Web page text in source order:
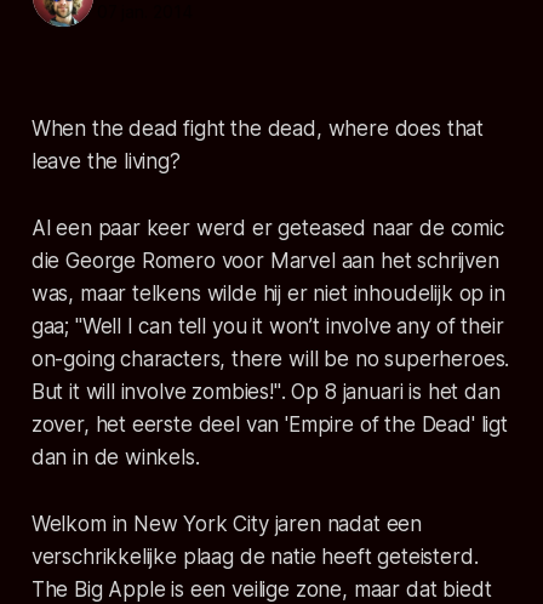
When the dead fight the dead, where does that
leave the living?
Al een paar keer werd er geteased naar de comic
die George Romero voor Marvel aan het schrijven
was, maar telkens wilde hij er niet inhoudelijk op in
gaa; "Well I can tell you it won’t involve any of their
on-going characters, there will be no superheroes.
But it will involve zombies!". Op 8 januari is het dan
zover, het eerste deel van 'Empire of the Dead' ligt
dan in de winkels.
Welkom in New York City jaren nadat een
verschrikkelijke plaag de natie heeft geteisterd.
The Big Apple is een veilige zone, maar dat biedt